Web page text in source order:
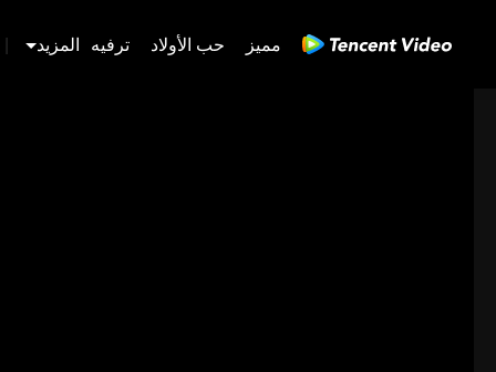
مميز حب الأولاد ترفيه المزيد |